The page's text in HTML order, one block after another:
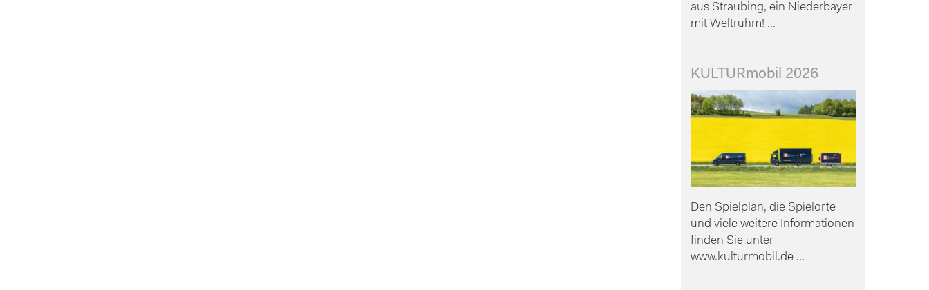
aus Straubing, ein Niederbayer
mit Weltruhm! ...
KULTURmobil 2026
Den Spielplan, die Spielorte
und viele weitere Informationen
finden Sie unter
www.kulturmobil.de ...